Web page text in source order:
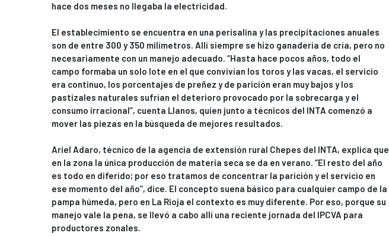
hace dos meses no llegaba la electricidad.
El establecimiento se encuentra en una perisalina y las precipitaciones anuales
son de entre 300 y 350 milímetros. Allí siempre se hizo ganadería de cría, pero no
necesariamente con un manejo adecuado. “Hasta hace pocos años, todo el
campo formaba un solo lote en el que convivían los toros y las vacas, el servicio
era continuo, los porcentajes de preñez y de parición eran muy bajos y los
pastizales naturales sufrían el deterioro provocado por la sobrecarga y el
consumo irracional”, cuenta Llanos, quien junto a técnicos del INTA comenzó a
mover las piezas en la búsqueda de mejores resultados.
Ariel Adaro, técnico de la agencia de extensión rural Chepes del INTA, explica que
en la zona la única producción de materia seca se da en verano. “El resto del año
es todo en diferido; por eso tratamos de concentrar la parición y el servicio en
ese momento del año”, dice. El concepto suena básico para cualquier campo de la
pampa húmeda, pero en La Rioja el contexto es muy diferente. Por eso, porque su
manejo vale la pena, se llevó a cabo allí una reciente jornada del IPCVA para
productores zonales.